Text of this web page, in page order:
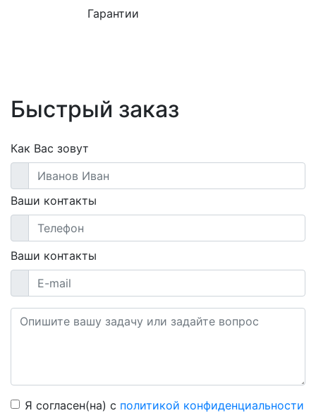
Гарантии
Быстрый заказ
Как Вас зовут
Ваши контакты
Ваши контакты
Я согласен(на) с политикой конфиденциальности